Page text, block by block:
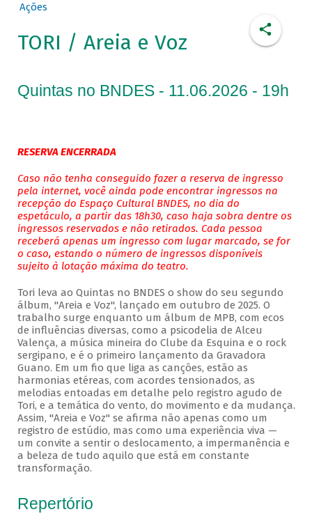
Ações
TORI / Areia e Voz
Quintas no BNDES - 11.06.2026 - 19h
RESERVA ENCERRADA
Caso não tenha conseguido fazer a reserva de ingresso
pela internet, você ainda pode encontrar ingressos na
recepção do Espaço Cultural BNDES, no dia do
espetáculo, a partir das 18h30, caso haja sobra dentre os
ingressos reservados e não retirados. Cada pessoa
receberá apenas um ingresso com lugar marcado, se for
o caso, estando o número de ingressos disponíveis
sujeito à lotação máxima do teatro.
Tori leva ao Quintas no BNDES o show do seu segundo
álbum, "Areia e Voz", lançado em outubro de 2025. O
trabalho surge enquanto um álbum de MPB, com ecos
de influências diversas, como a psicodelia de Alceu
Valença, a música mineira do Clube da Esquina e o rock
sergipano, e é o primeiro lançamento da Gravadora
Guano. Em um fio que liga as canções, estão as
harmonias etéreas, com acordes tensionados, as
melodias entoadas em detalhe pelo registro agudo de
Tori, e a temática do vento, do movimento e da mudança.
Assim, "Areia e Voz" se afirma não apenas como um
registro de estúdio, mas como uma experiência viva —
um convite a sentir o deslocamento, a impermanência e
a beleza de tudo aquilo que está em constante
transformação.
Repertório